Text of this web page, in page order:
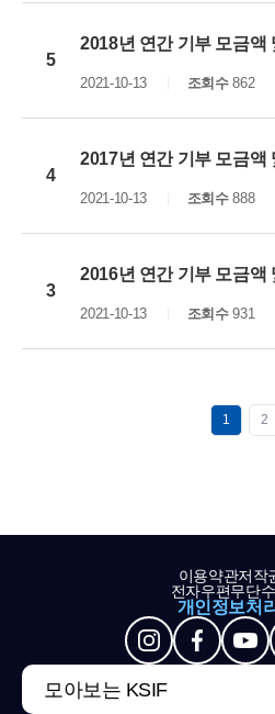
5
2018년 연간 기부 모금액
2021-10-13 조회수862
4
2017년 연간 기부 모금액
2021-10-13 조회수888
3
2016년 연간 기부 모금액
2021-10-13 조회수931
1 2
이용약관저작
전자우편무단
개인정보처
모아보는 KSIF